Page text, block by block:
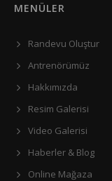
MENÜLER
Randevu Oluştur
Antrenörümüz
Hakkımızda
Resim Galerisi
Video Galerisi
Haberler & Blog
Online Mağaza